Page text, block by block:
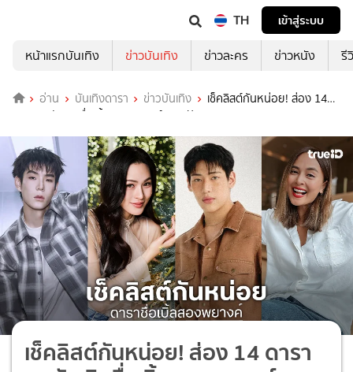
TH
เข้าสู่ระบบ
หน้าแรกบันเทิง
ข่าวบันเทิง ข่าวละคร ข่าวหนัง รี
อ่าน บันเทิงดารา ข่าวบันเทิง
เช็คลิสต์กันหน่อย! ส่อง 14
ดาราคนบันเทิงชื่อเบิ้ลสองพยางค์ ฮอตปังทุกคน
เช็คลิสต์กันหน่อย! ส่อง 14 ดารา